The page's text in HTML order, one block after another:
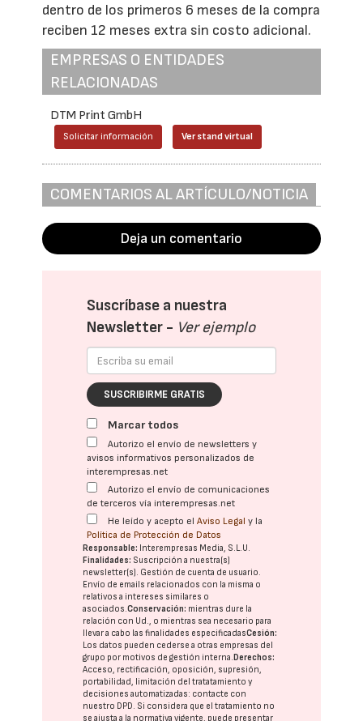
dentro de los primeros 6 meses de la compra
reciben 12 meses extra sin costo adicional.
EMPRESAS O ENTIDADES
RELACIONADAS
DTM Print GmbH
Solicitar información Ver stand virtual
COMENTARIOS AL ARTÍCULO/NOTICIA
Deja un comentario
Suscríbase a nuestra
Newsletter - Ver ejemplo
SUSCRIBIRME GRATIS
Marcar todos
Autorizo el envío de newsletters y
avisos informativos personalizados de
interempresas.net
Autorizo el envío de comunicaciones
de terceros vía interempresas.net
He leído y acepto elAviso Legal y la
Política de Protección de Datos
Responsable: Interempresas Media, S.L.U.
Finalidades: Suscripción a nuestra(s)
newsletter(s). Gestión de cuenta de usuario.
Envío de emails relacionados con la misma o
relativos a intereses similares o
asociados.Conservación: mientras dure la
relación con Ud., o mientras sea necesario para
llevar a cabo las finalidades especificadasCesión:
Los datos pueden cederse a otras empresas del
grupo por motivos de gestión interna. Derechos:
Acceso, rectificación, oposición, supresión,
portabilidad, limitación del tratatamiento y
decisiones automatizadas: contacte con
nuestro DPD. Si considera que el tratamiento no
se ajusta a la normativa vigente, puede presentar